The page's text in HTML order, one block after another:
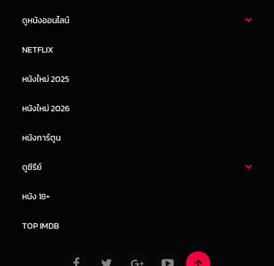
ดูหนังออนไลน์
หนังจีน
NETFLIX
หนังใหม่ 2025
หนังใหม่ 2026
หนังการ์ตูน
ดูซีรีย์
หนัง 18+
TOP IMDB